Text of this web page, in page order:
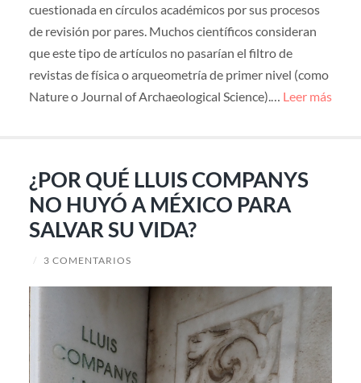
cuestionada en círculos académicos por sus procesos
de revisión por pares. Muchos científicos consideran
que este tipo de artículos no pasarían el filtro de
revistas de física o arqueometría de primer nivel (como
Nature o Journal of Archaeological Science).… Leer más
¿POR QUÉ LLUIS COMPANYS
NO HUYÓ A MÉXICO PARA
SALVAR SU VIDA?
/ 3 COMENTARIOS